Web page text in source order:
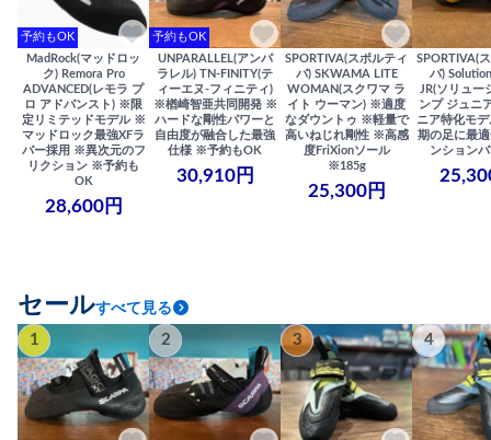
予約もOK
MadRock(マッドロッ
ク) Remora Pro
ADVANCED(レモラ プ
ロ アドバンスト) ※限
定リミテッドモデル ※
マッドロック最強XFラ
バー採用 ※異次元のフ
リクション ※予約も
OK
28,600円
予約もOK
UNPARALLEL(アンパ
ラレル) TN-FINITY(テ
ィーエヌ-フィニティ)
※楢崎智亜共同開発 ※
ハードな剛性パワーと
自由度が融合した最強
仕様 ※予約もOK
30,910円
SPORTIVA(スポルティ
バ) SKWAMA LITE
WOMAN(スクワマ ラ
イト ウーマン) ※適度
なダウントゥ ※軽量で
高いねじれ剛性 ※高感
度FriXionソール
※185g
25,300円
SPORTIVA(
バ)
JR(ソリュー
ンプ ジュニ
ニア特化モ
期の足に最
ンション
セールすべて見る
1 2 3 4